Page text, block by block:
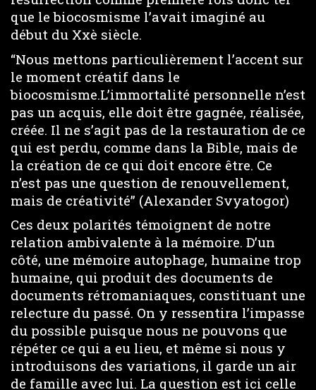
que le biocosmisme l’avait imaginé au
début du Xxè siècle.
“Nous mettons particulièrement l’accent sur
le moment créatif dans le
biocosmisme.L’immortalité personnelle n’est
pas un acquis, elle doit être gagnée, réalisée,
créée. Il ne s’agit pas de la restauration de ce
qui est perdu, comme dans la Bible, mais de
la création de ce qui doit encore être. Ce
n’est pas une question de renouvellement,
mais de créativité” (Alexander Svyatogor)
Ces deux polarités témoignent de notre
relation ambivalente à la mémoire. D’un
côté, une mémoire autophage, humaine trop
humaine, qui produit des documents de
documents rétromaniaques, constituant une
relecture du passé. On y ressentira l’impasse
du possible puisque nous ne pouvons que
répéter ce qui a eu lieu, et même si nous y
introduisons des variations, il garde un air
de famille avec lui. La question est ici celle